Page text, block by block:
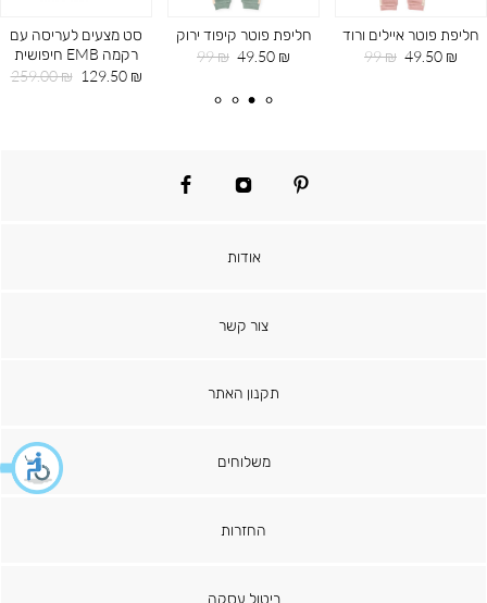
סט מצעים לעריסה עם
רקמה EMB חיפושית
מחיר
129.50 ₪
מחיר
259.00 ₪
חליפת פוטר קיפוד ירוק
מחיר
49.50 ₪
מחיר
99 ₪
חליפת פוטר איילים ורוד
מחיר
49.50 ₪
מחיר
99 ₪
pinterest
instagram
facebook
אודות
צור קשר
תקנון האתר
משלוחים
החזרות
ביטול עסקה